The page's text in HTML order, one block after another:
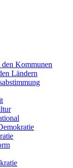
Kommunen
Ländern